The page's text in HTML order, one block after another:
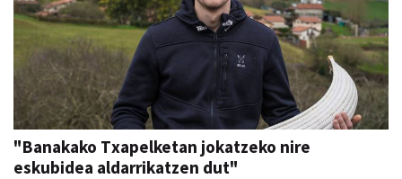
"Banakako Txapelketan jokatzeko nire
eskubidea aldarrikatzen dut"